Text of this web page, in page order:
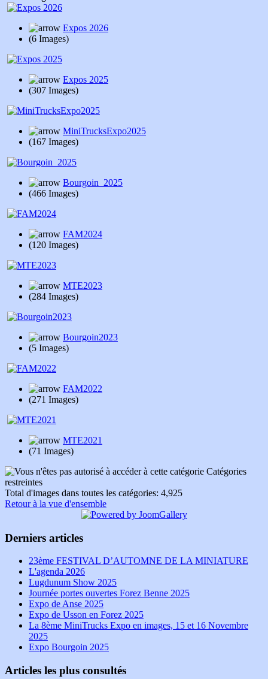
Expos 2026
(6 Images)
Expos 2025
(307 Images)
MiniTrucksExpo2025
(167 Images)
Bourgoin_2025
(466 Images)
FAM2024
(120 Images)
MTE2023
(284 Images)
Bourgoin2023
(5 Images)
FAM2022
(271 Images)
MTE2021
(71 Images)
Catégories
restreintes
Total d'images dans toutes les catégories: 4,925
Retour à la vue d'ensemble
Derniers articles
23ème FESTIVAL D’AUTOMNE DE LA MINIATURE
L'agenda 2026
Lugdunum Show 2025
Journée portes ouvertes Forez Benne 2025
Expo de Anse 2025
Expo de Usson en Forez 2025
La 8ème MiniTrucks Expo en images, 15 et 16 Novembre
2025
Expo Bourgoin 2025
Articles les plus consultés